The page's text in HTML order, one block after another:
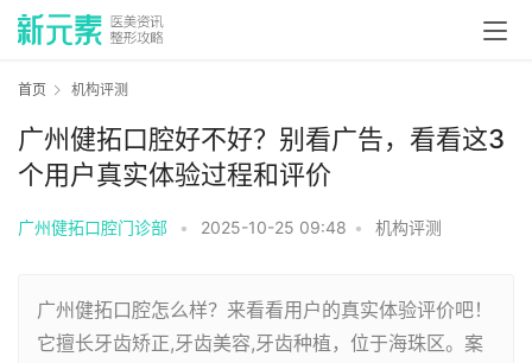
首页 机构评测
广州健拓口腔好不好？别看广告，看看这3
个用户真实体验过程和评价
广州健拓口腔门诊部 • 2025-10-25 09:48 • 机构评测
广州健拓口腔怎么样？来看看用户的真实体验评价吧！
它擅长牙齿矫正,牙齿美容,牙齿种植，位于海珠区。案